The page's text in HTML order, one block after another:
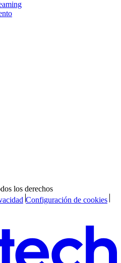
los derechos
Configuración de cookies